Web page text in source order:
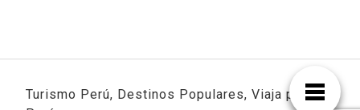
Turismo Perú, Destinos Populares, Viaja por